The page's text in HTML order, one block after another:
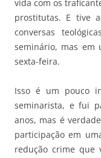
vida com os
prostitutas. E tive
conversas
seminário, mas em
sexta-feira.
Isso é um pouco
seminarista, e fui
anos, mas é
participação em
redução crime que